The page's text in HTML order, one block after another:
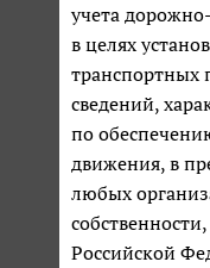
учета
в целях
транспортных
сведений,
по
движения, в
любых
Российской